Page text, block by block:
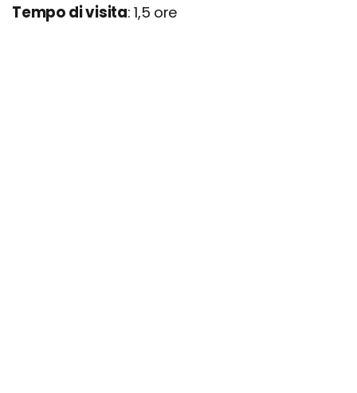
Tempo di visita: 1,5 ore